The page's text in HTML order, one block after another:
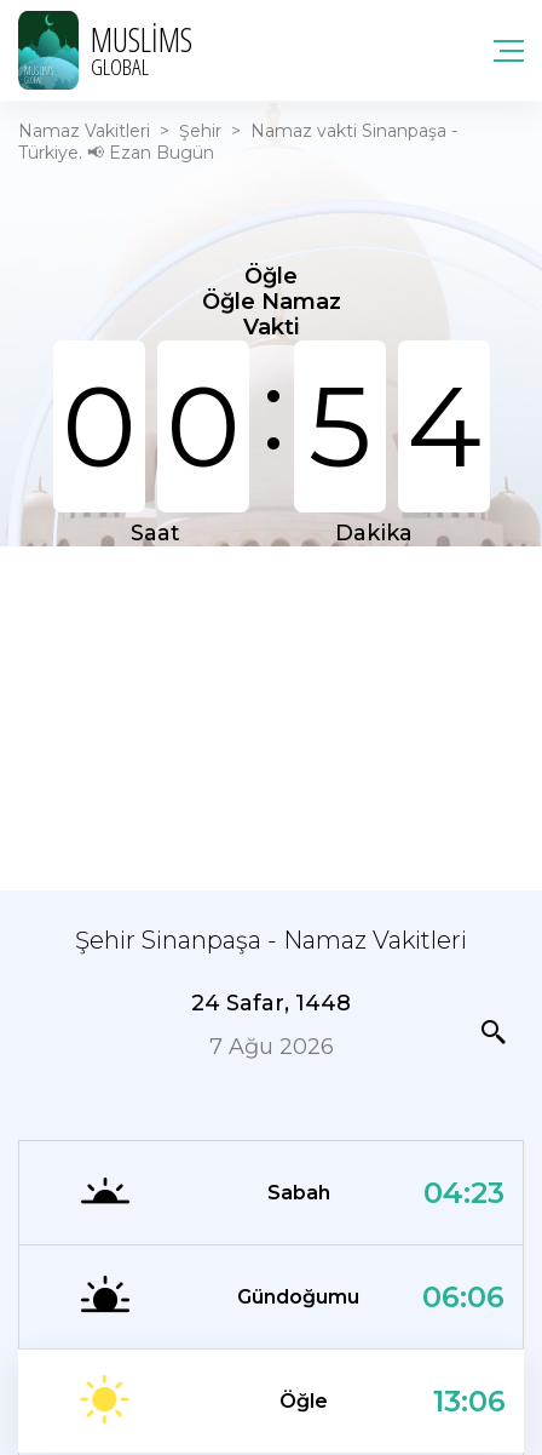
MUSLIMS
GLOBAL
Namaz Vakitleri > Şehir >
Namaz vakti Sinanpaşa -
Türkiye. 📢 Ezan Bugün
Öğle
Öğle Namaz
Vakti
0 0: 5 4
Saat Dakika
Şehir Sinanpaşa - Namaz Vakitleri
24 Safar, 1448
7 Ağu 2026
Sabah 04:23
Gündoğumu 06:06
Öğle 13:06